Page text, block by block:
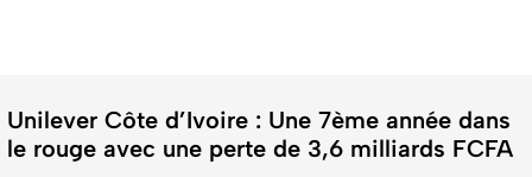
Unilever Côte d’Ivoire : Une 7ème année dans
le rouge avec une perte de 3,6 milliards FCFA